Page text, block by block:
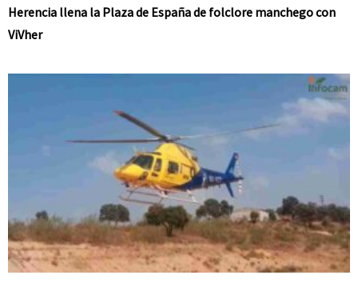
Herencia llena la Plaza de España de folclore manchego con
ViVher